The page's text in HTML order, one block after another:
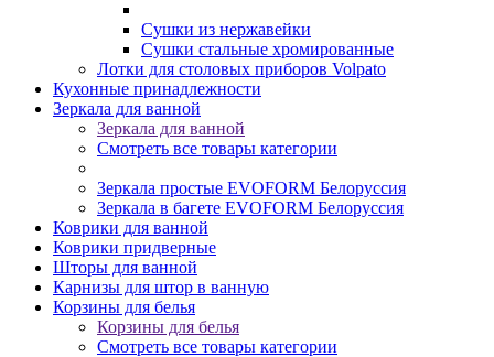
Сушки из нержавейки
Сушки стальные хромированные
Лотки для столовых приборов Volpato
Кухонные принадлежности
Зеркала для ванной
Зеркала для ванной
Смотреть все товары категории
Зеркала простые EVOFORM Белоруссия
Зеркала в багете EVOFORM Белоруссия
Коврики для ванной
Коврики придверные
Шторы для ванной
Карнизы для штор в ванную
Корзины для белья
Корзины для белья
Смотреть все товары категории